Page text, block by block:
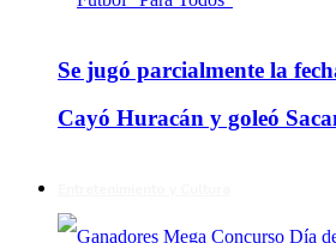
Se jugó parcialmente la
Cayó Huracán y goleó